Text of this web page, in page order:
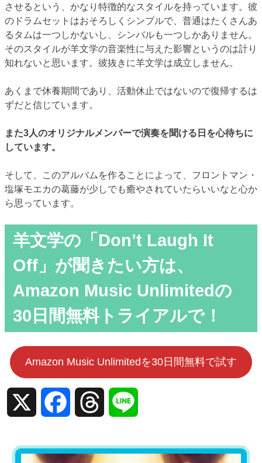
させるという、かなり特徴的なスタイルを持っています。彼
のドラムセットはおそろしくシンプルで、普通はたくさんあ
るタムは一つしかないし、シンバルも一つしかありません。
そのスタイルが羊文学の音楽性に与えた影響というのは計り
知れないと思います。彼抜きに羊文学は成立しません。
あくまで休養期間であり、活動休止ではないので復帰するは
ずだと信じています。
また3人のオリジナルメンバーで演奏を聞ける日を心待ちに
しています。
そして、このアルバムを作ることによって、フロントマン・
塩塚モエカの葛藤が少しでも癒やされていたらいいなと心か
ら思っています。
羊文学の「Don’t Laugh It
Off」が聞きたい方は、
Amazon Music Unlimitedの
30日間無料トライアルで！
Amazon Music Unlimitedを30日間無料で試す
Facebook Threads